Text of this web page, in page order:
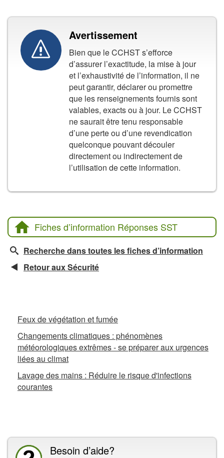
Avertissement
Bien que le CCHST s’efforce
d’assurer l’exactitude, la mise à jour
et l’exhaustivité de l’information, il ne
peut garantir, déclarer ou promettre
que les renseignements fournis sont
valables, exacts ou à jour. Le CCHST
ne saurait être tenu responsable
d’une perte ou d’une revendication
quelconque pouvant découler
directement ou indirectement de
l’utilisation de cette information.
Fiches d’information Réponses SST
Recherche dans toutes les fiches d’information
Retour aux Sécurité
Feux de végétation et fumée
Changements climatiques : phénomènes
météorologiques extrêmes - se préparer aux urgences
liées au climat
Lavage des mains : Réduire le risque d'infections
courantes
Besoin d’aide?